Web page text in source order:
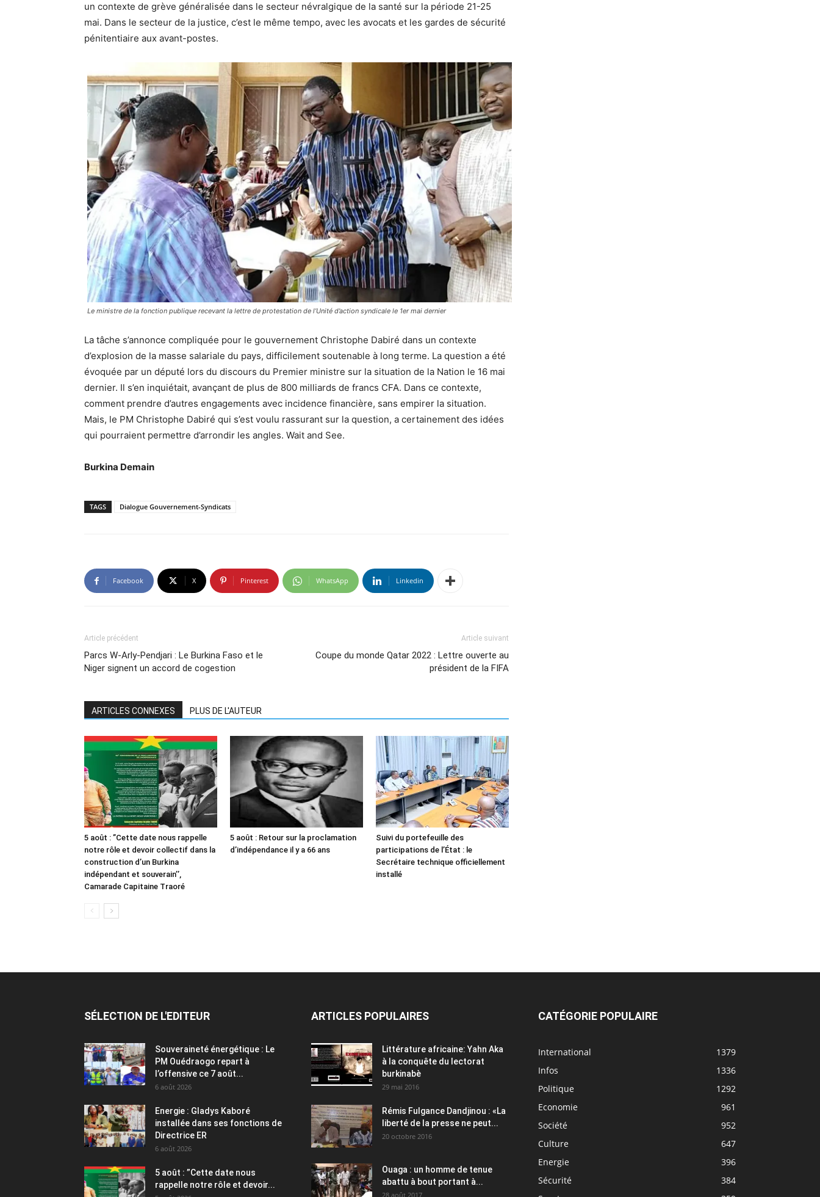
un contexte de grève généralisée dans le secteur névralgique de la santé sur la période 21-25
mai. Dans le secteur de la justice, c’est le même tempo, avec les avocats et les gardes de sécurité
pénitentiaire aux avant-postes.
Le ministre de la fonction publique recevant la lettre de protestation de l’Unité d’action syndicale le 1er mai dernier
La tâche s’annonce compliquée pour le gouvernement Christophe Dabiré dans un contexte
d’explosion de la masse salariale du pays, difficilement soutenable à long terme. La question a été
évoquée par un député lors du discours du Premier ministre sur la situation de la Nation le 16 mai
dernier. Il s’en inquiétait, avançant de plus de 800 milliards de francs CFA. Dans ce contexte,
comment prendre d’autres engagements avec incidence financière, sans empirer la situation.
Mais, le PM Christophe Dabiré qui s’est voulu rassurant sur la question, a certainement des idées
qui pourraient permettre d’arrondir les angles. Wait and See.
Burkina Demain
TAGS Dialogue Gouvernement-Syndicats
Facebook X Pinterest WhatsApp Linkedin
Article précédent
Parcs W-Arly-Pendjari : Le Burkina Faso et le
Niger signent un accord de cogestion
Article suivant
Coupe du monde Qatar 2022 : Lettre ouverte au
président de la FIFA
ARTICLES CONNEXES PLUS DE L'AUTEUR
5 août : ”Cette date nous rappelle
notre rôle et devoir collectif dans la
construction d’un Burkina
indépendant et souverain’’,
Camarade Capitaine Traoré
5 août : Retour sur la proclamation
d’indépendance il y a 66 ans
Suivi du portefeuille des
participations de l’État : le
Secrétaire technique officiellement
installé
SÉLECTION DE L'EDITEUR
Souveraineté énergétique : Le
PM Ouédraogo repart à
l’offensive ce 7 août...
6 août 2026
Energie : Gladys Kaboré
installée dans ses fonctions de
Directrice ER
6 août 2026
5 août : ”Cette date nous
rappelle notre rôle et devoir...
ARTICLES POPULAIRES
Littérature africaine: Yahn Aka
à la conquête du lectorat
burkinabè
29 mai 2016
Rémis Fulgance Dandjinou : «La
liberté de la presse ne peut...
20 octobre 2016
Ouaga : un homme de tenue
abattu à bout portant à...
28 août 2017
CATÉGORIE POPULAIRE
International
1379
Infos
1336
Politique
1292
Economie
961
Société
952
Culture
647
Energie
396
Sécurité
384